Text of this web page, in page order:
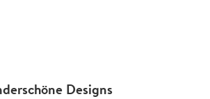
Designs